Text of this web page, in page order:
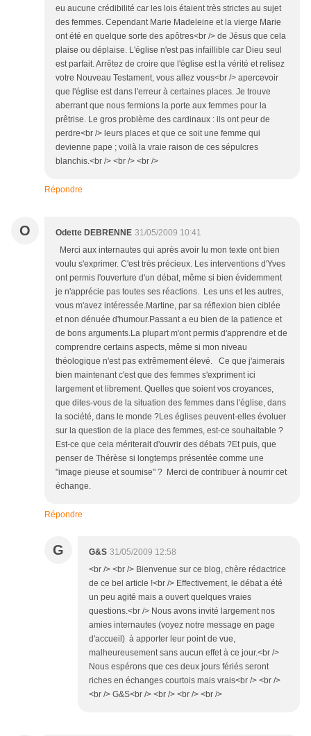
eu aucune crédibilité car les lois étaient très strictes au sujet
des femmes. Cependant Marie Madeleine et la vierge Marie
ont été en quelque sorte des apôtres<br /> de Jésus que cela
plaise ou déplaise. L'église n'est pas infaillible car Dieu seul
est parfait. Arrêtez de croire que l'église est la vérité et relisez
votre Nouveau Testament, vous allez vous<br /> apercevoir
que l'église est dans l'erreur à certaines places. Je trouve
aberrant que nous fermions la porte aux femmes pour la
prêtrise. Le gros problème des cardinaux : ils ont peur de
perdre<br /> leurs places et que ce soit une femme qui
devienne pape ; voilà la vraie raison de ces sépulcres
blanchis.<br /> <br /> <br />
Répondre
O Odette DEBRENNE 31/05/2009 10:41
Merci aux internautes qui après avoir lu mon texte ont bien
voulu s'exprimer. C'est très précieux. Les interventions d'Yves
ont permis l'ouverture d'un débat, même si bien évidemment
je n'apprécie pas toutes ses réactions. Les uns et les autres,
vous m'avez intéressée.Martine, par sa réflexion bien ciblée
et non dénuée d'humour.Passant a eu bien de la patience et
de bons arguments.La plupart m'ont permis d'apprendre et de
comprendre certains aspects, même si mon niveau
théologique n'est pas extrêmement élevé. Ce que j'aimerais
bien maintenant c'est que des femmes s'expriment ici
largement et librement. Quelles que soient vos croyances,
que dites-vous de la situation des femmes dans l'église, dans
la société, dans le monde ?Les églises peuvent-elles évoluer
sur la question de la place des femmes, est-ce souhaitable ?
Est-ce que cela mériterait d'ouvrir des débats ?Et puis, que
penser de Thérèse si longtemps présentée comme une
"image pieuse et soumise" ? Merci de contribuer à nourrir cet
échange.
Répondre
G G&S 31/05/2009 12:58
<br /> <br /> Bienvenue sur ce blog, chère rédactrice
de ce bel article !<br /> Effectivement, le débat a été
un peu agité mais a ouvert quelques vraies
questions.<br /> Nous avons invité largement nos
amies internautes (voyez notre message en page
d'accueil) à apporter leur point de vue,
malheureusement sans aucun effet à ce jour.<br />
Nous espérons que ces deux jours fériés seront
riches en échanges courtois mais vrais<br /> <br />
<br /> G&S<br /> <br /> <br /> <br />